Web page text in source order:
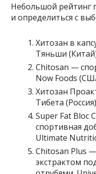
Небольшой рейтинг
и определиться с
Хитозан в
Тяньши
Chitosan —
Now Foods
Хитозан
Тибета
Super Fat Bloc
спортивная
Ultimate
Chitosan Plus
экстрактом